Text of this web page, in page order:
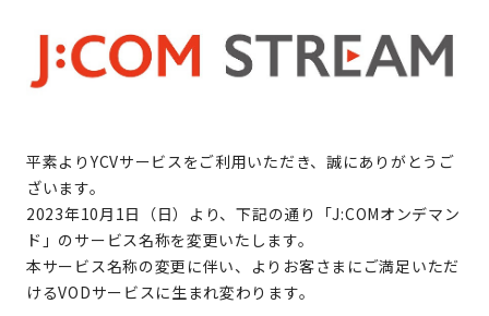
平素よりYCVサービスをご利用いただき、誠にありがとうご
ざいます。
2023年10月1日（日）より、下記の通り「J:COMオンデマン
ド」のサービス名称を変更いたします。
本サービス名称の変更に伴い、よりお客さまにご満足いただ
けるVODサービスに生まれ変わります。